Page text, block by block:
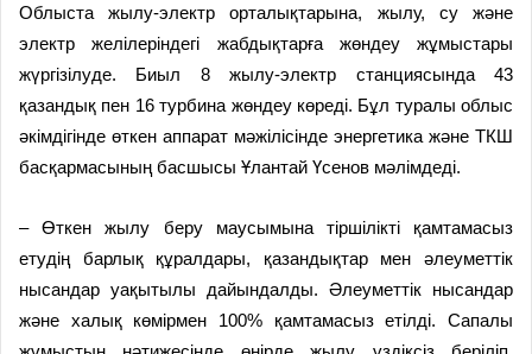
Облыста жылу-электр орталықтарына, жылу, су және
электр желілеріндегі жабдықтарға жөндеу жұмыстары
жүргізілуде. Биыл 8 жылу-электр станциясында 43
қазандық пен 16 турбина жөндеу көреді. Бұл туралы облыс
әкімдігінде өткен аппарат мәжілісінде энергетика және ТКШ
басқармасының басшысы Ұлантай Үсенов мәлімдеді.
– Өткен жылу беру маусымына тіршілікті қамтамасыз
етудің барлық құралдары, қазандықтар мен әлеуметтік
нысандар уақытылы дайындалды. Әлеуметтік нысандар
және халық көмірмен 100% қамтамасыз етілді. Сапалы